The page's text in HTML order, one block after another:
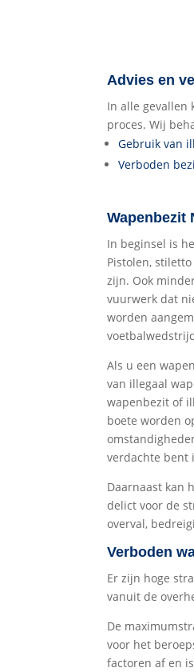
Advies en
In alle gevallen
proces. Wij
Gebruik van
Verboden
Wapenbezit
In beginsel is
Pistolen,
zijn. Ook
vuurwerk dat
worden
Als u een
van illegaal
wapenbezit of
boete worden
verdachte bent
Daarnaast kan
delict voor de
overval,
Verboden
Er zijn hoge
vanuit de
De
voor het
factoren af en